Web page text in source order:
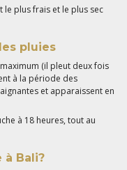
plus frais et le plus sec
pluies
(il pleut deux fois
à la période des
et apparaissent en
à 18 heures, tout au
à Bali?